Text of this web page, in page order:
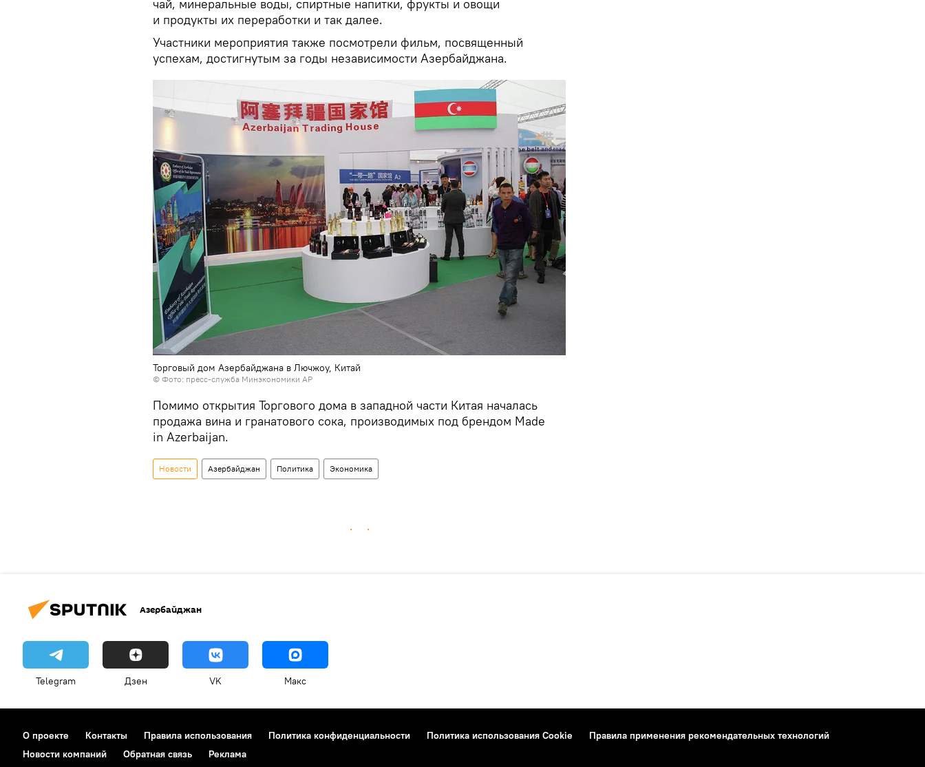
чай, минеральные воды, спиртные напитки, фрукты и овощи
и продукты их переработки и так далее.
Участники мероприятия также посмотрели фильм, посвященный
успехам, достигнутым за годы независимости Азербайджана.
Торговый дом Азербайджана в Лючжоу, Китай
© Фото: пресс-служба Минэкономики АР
Помимо открытия Торгового дома в западной части Китая началась
продажа вина и гранатового сока, производимых под брендом Made
in Azerbaijan.
Новости Азербайджан Политика Экономика
Азербайджан
Telegram Дзен VK Макс
О проекте Контакты Правила использования Политика конфиденциальности Политика использования Cookie
Правила применения рекомендательных технологий
Новости компаний
Обратная связь Реклама